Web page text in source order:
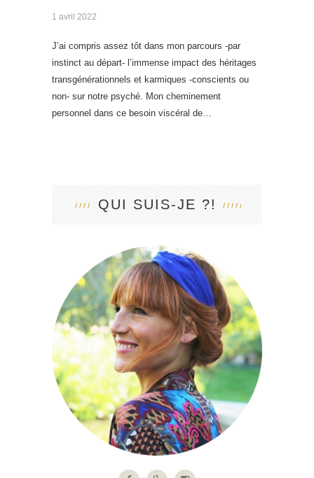
1 avril 2022
J’ai compris assez tôt dans mon parcours -par
instinct au départ- l’immense impact des héritages
transgénérationnels et karmiques -conscients ou
non- sur notre psyché. Mon cheminement
personnel dans ce besoin viscéral de…
QUI SUIS-JE ?!